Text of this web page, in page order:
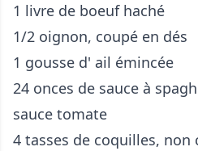
1 livre de boeuf haché
1/2 oignon, coupé en dés
1 gousse d' ail émincée
24 onces de sauce à
sauce tomate
4 tasses de coquilles, non